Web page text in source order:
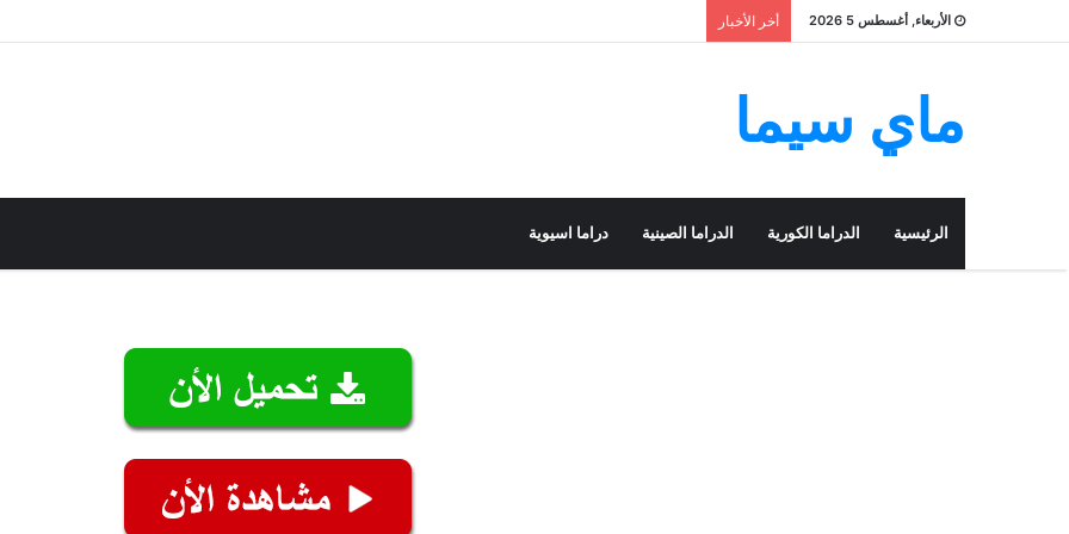
الأربعاء, أغسطس 5 2026 أخر الأخبار
ماي سيما
الرئيسية الدراما الكورية الدراما الصينية دراما اسيوية